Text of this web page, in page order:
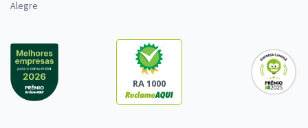
Alegre
RA 1000